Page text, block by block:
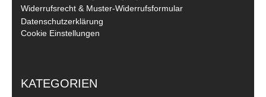
Widerrufsrecht & Muster-Widerrufsformular
Datenschutzerklärung
Cookie Einstellungen
KATEGORIEN